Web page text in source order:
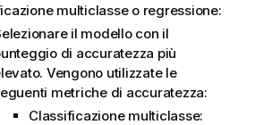
multiclasse o regressione:
il modello con il
di accuratezza più
Vengono utilizzate le
metriche di accuratezza:
Classificazione multiclasse: